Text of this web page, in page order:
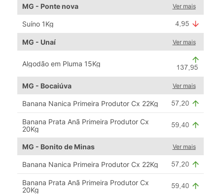
MG - Ponte nova Ver mais
Suíno 1Kg
MG - Unaí Ver mais
Algodão em Pluma 15Kg
MG - Bocaiúva Ver mais
Banana Nanica Primeira Produtor Cx 22Kg
Banana Prata Anã Primeira Produtor Cx
20Kg
MG - Bonito de Minas Ver mais
Banana Nanica Primeira Produtor Cx 22Kg
Banana Prata Anã Primeira Produtor Cx
20Kg